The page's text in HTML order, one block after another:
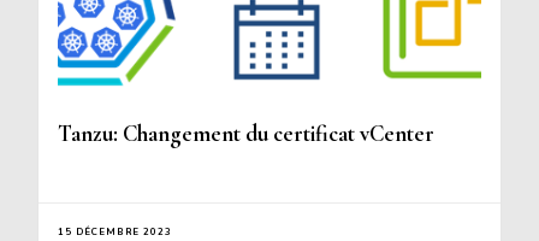
Tanzu: Changement du certificat vCenter
15 DÉCEMBRE 2023